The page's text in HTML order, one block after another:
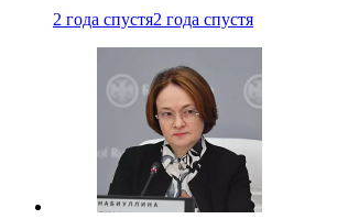
2 года спустя2 года спустя